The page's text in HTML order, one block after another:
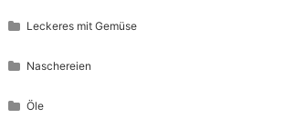
Leckeres mit Gemüse
Naschereien
Öle